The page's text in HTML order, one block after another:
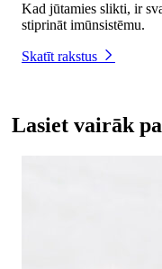
Kad jūtamies slikti, ir
stiprināt imūnsistēmu.
Skatīt rakstus
Lasiet vairāk